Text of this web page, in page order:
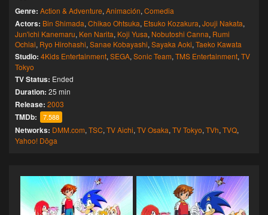
Genre: Action & Adventure, Animación, Comedia
Actors: Bin Shimada, Chikao Ohtsuka, Etsuko Kozakura, Jouji Nakata,
Jun'ichi Kanemaru, Ken Narita, Koji Yusa, Nobutoshi Canna, Rumi
Ochiai, Ryo Hirohashi, Sanae Kobayashi, Sayaka Aoki, Taeko Kawata
Studio: 4Kids Entertainment, SEGA, Sonic Team, TMS Entertainment, TV
Tokyo
TV Status: Ended
Duration: 25 min
Release: 2003
TMDb: 7.588
Networks: DMM.com, TSC, TV Aichi, TV Osaka, TV Tokyo, TVh, TVQ,
Yahoo! Dōga